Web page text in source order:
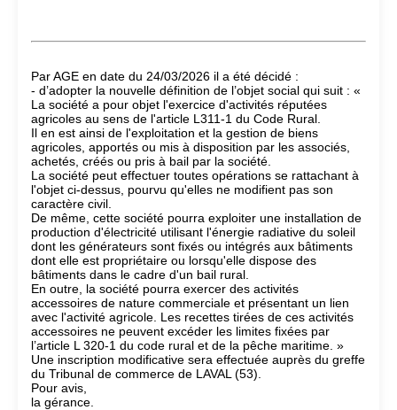
Par AGE en date du 24/03/2026 il a été décidé :
- d’adopter la nouvelle définition de l’objet social qui suit : «
La société a pour objet l'exercice d'activités réputées
agricoles au sens de l'article L311-1 du Code Rural.
Il en est ainsi de l'exploitation et la gestion de biens
agricoles, apportés ou mis à disposition par les associés,
achetés, créés ou pris à bail par la société.
La société peut effectuer toutes opérations se rattachant à
l'objet ci-dessus, pourvu qu'elles ne modifient pas son
caractère civil.
De même, cette société pourra exploiter une installation de
production d'électricité utilisant l'énergie radiative du soleil
dont les générateurs sont fixés ou intégrés aux bâtiments
dont elle est propriétaire ou lorsqu'elle dispose des
bâtiments dans le cadre d'un bail rural.
En outre, la société pourra exercer des activités
accessoires de nature commerciale et présentant un lien
avec l'activité agricole. Les recettes tirées de ces activités
accessoires ne peuvent excéder les limites fixées par
l’article L 320-1 du code rural et de la pêche maritime. »
Une inscription modificative sera effectuée auprès du greffe
du Tribunal de commerce de LAVAL (53).
Pour avis,
la gérance.